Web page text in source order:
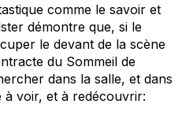
comme le savoir et
démontre que, si le
le devant de la scène
du Sommeil de
dans la salle, et dans
à voir, et à redécouvrir: